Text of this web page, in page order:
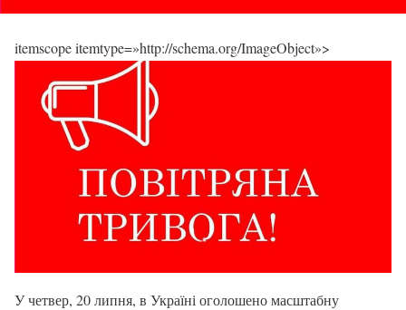
itemscope itemtype=»http://schema.org/ImageObject»>
У четвер, 20 липня, в Україні оголошено масштабну